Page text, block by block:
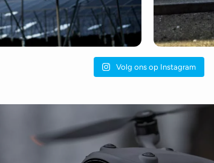
Volg ons op Instagram